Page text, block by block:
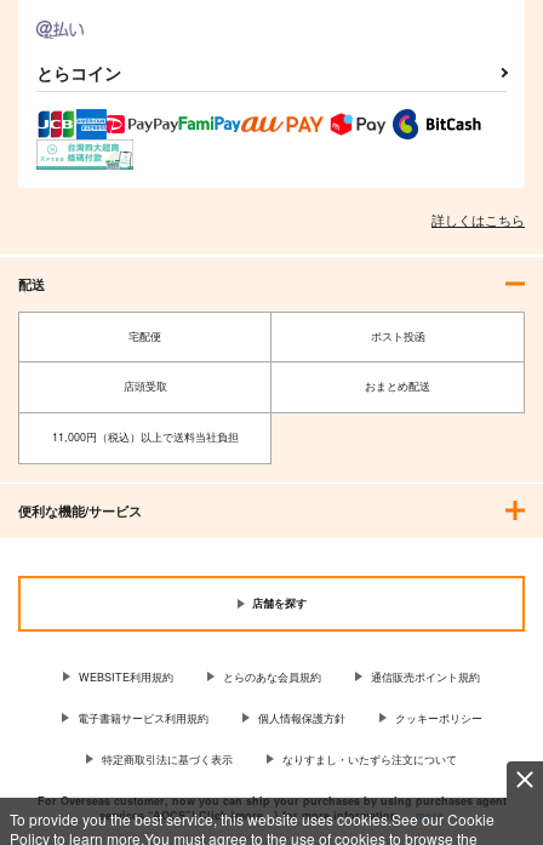
To provide you the best service, this website uses cookies.See our Cookie
Policy to learn more.You must agree to the use of cookies to browse the
さまは格闘ゲームなん
てしない 7
KADOKAWA
924円（税込）
てしない 8
KADOKAWA
924円（税込）
とらコイン
詳しくはこちら
配送
宅配便 ポスト投函
店頭受取 おまとめ配送
11,000円（税込）以上で送料当社負担
便利な機能/サービス
店舗を探す
WEBSITE利用規約 とらのあな会員規約 通信販売ポイント規約
電子書籍サービス利用規約 個人情報保護方針 クッキーポリシー
特定商取引法に基づく表示 なりすまし・いたずら注文について
For Overseas customer, now you can ship your purchases by using purchases agent
services “AOCS”! Click {more…} for more information …more